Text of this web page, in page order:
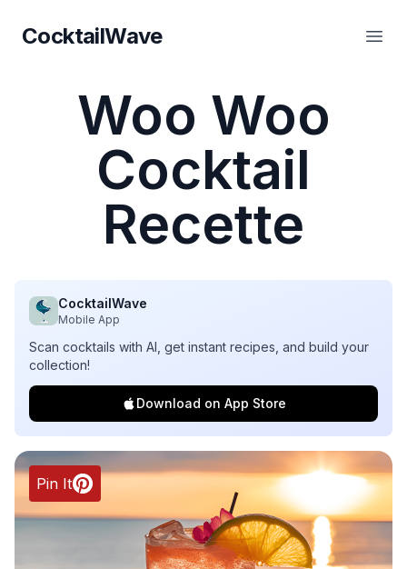
CocktailWave
CocktailWave
Woo Woo
Cocktail
Recette
CocktailWave
Mobile App
Scan cocktails with AI, get instant recipes, and build your
collection!
Download on App Store
Pin It